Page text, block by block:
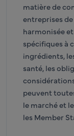
matière de
entreprises
harmonisée
spécifiques à
ingrédients,
santé, les
peuvent
le marché et
les Member